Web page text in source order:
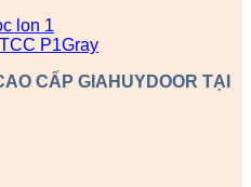
CẤP GIAHUYDOOR TẠI